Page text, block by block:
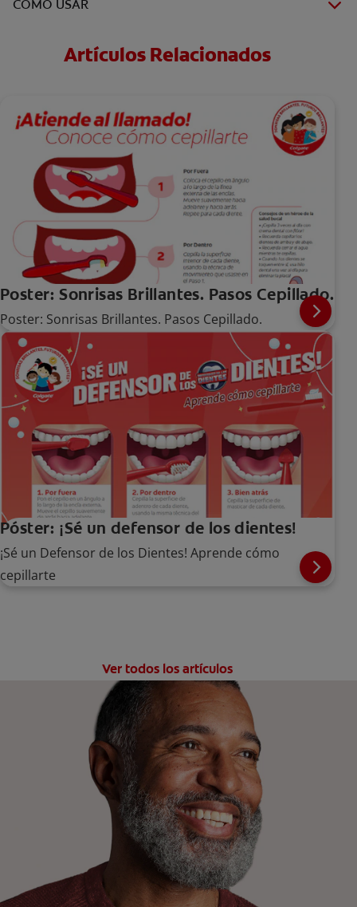
COMO USAR
Artículos Relacionados
Poster: Sonrisas Brillantes. Pasos Cepillado.
Poster: Sonrisas Brillantes. Pasos Cepillado.
Póster: ¡Sé un defensor de los dientes!
¡Sé un Defensor de los Dientes! Aprende cómo
cepillarte
Ver todos los artículos